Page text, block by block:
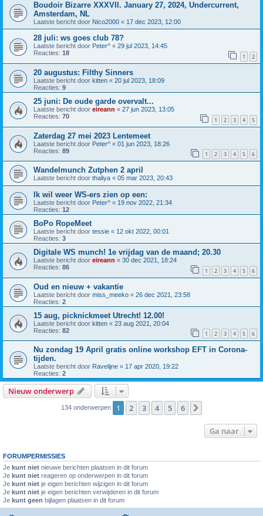
Boudoir Bizarre XXXVII. January 27, 2024, Undercurrent,
Amsterdam, NL
Laatste bericht door Nico2000 « 17 dec 2023, 12:00
28 juli: ws goes club 78?
Laatste bericht door Peter^ « 29 jul 2023, 14:45
Reacties: 18 1 2
20 augustus: Filthy Sinners
Laatste bericht door kitten « 20 jul 2023, 18:09
Reacties: 9
25 juni: De oude garde overvalt...
Laatste bericht door eireann « 27 jun 2023, 13:05
Reacties: 70 1 2 3 4 5
Zaterdag 27 mei 2023 Lentemeet
Laatste bericht door Peter^ « 01 jun 2023, 18:26
Reacties: 89 1 2 3 4 5 6
Wandelmunch Zutphen 2 april
Laatste bericht door thaliya « 05 mar 2023, 20:43
Ik wil weer WS-ers zien op een:
Laatste bericht door Peter^ « 19 nov 2022, 21:34
Reacties: 12
BoPo RopeMeet
Laatste bericht door tessie « 12 okt 2022, 00:01
Reacties: 3
Digitale WS munch! 1e vrijdag van de maand; 20.30
Laatste bericht door eireann « 30 dec 2021, 18:24
Reacties: 86 1 2 3 4 5 6
Oud en nieuw + vakantie
Laatste bericht door miss_meeko « 26 dec 2021, 23:58
Reacties: 2
15 aug, picknickmeet Utrecht! 12.00!
Laatste bericht door kitten « 23 aug 2021, 20:04
Reacties: 82 1 2 3 4 5 6
Nu zondag 19 April gratis online workshop EFT in Corona-
tijden.
Laatste bericht door Ravelijne « 17 apr 2020, 19:22
Reacties: 2
Nieuw onderwerp
134 onderwerpen 1 2 3 4 5 6
Ga naar
FORUMPERMISSIES
Je kunt niet nieuwe berichten plaatsen in dit forum
Je kunt niet reageren op onderwerpen in dit forum
Je kunt niet je eigen berichten wijzigen in dit forum
Je kunt niet je eigen berichten verwijderen in dit forum
Je kunt geen bijlagen plaatsen in dit forum